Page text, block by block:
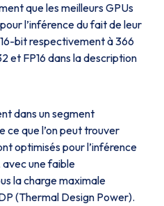
que les meilleurs GPUs
l’inférence du fait de leur
bit respectivement à 366
et FP16 dans la description
dans un segment
ce que l’on peut trouver
optimisés pour l’inférence
une faible
la charge maximale
(Thermal Design Power).